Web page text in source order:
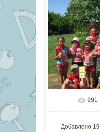
В 991
Добавлено